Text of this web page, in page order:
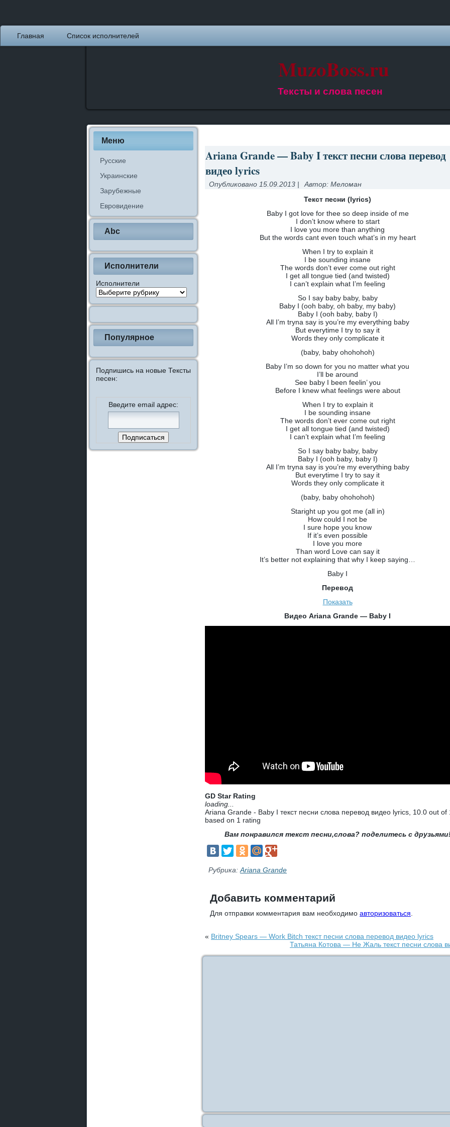
Главная Список исполнителей
MuzoBoss.ru
Тексты и слова песен
Меню
Русские
Украинские
Зарубежные
Евровидение
Abc
Исполнители
Исполнители
Популярное
Подпишись на новые Тексты
песен:
Введите email адрес:
Ariana Grande — Baby I текст песни слова перевод
видео lyrics
Опубликовано 15.09.2013 | Автор: Меломан
Текст песни (lyrics)
Baby I got love for thee so deep inside of me
I don’t know where to start
I love you more than anything
But the words cant even touch what’s in my heart
When I try to explain it
I be sounding insane
The words don’t ever come out right
I get all tongue tied (and twisted)
I can’t explain what I’m feeling
So I say baby baby, baby
Baby I (ooh baby, oh baby, my baby)
Baby I (ooh baby, baby I)
All I’m tryna say is you’re my everything baby
But everytime I try to say it
Words they only complicate it
(baby, baby ohohohoh)
Baby I’m so down for you no matter what you
I’ll be around
See baby I been feelin’ you
Before I knew what feelings were about
When I try to explain it
I be sounding insane
The words don’t ever come out right
I get all tongue tied (and twisted)
I can’t explain what I’m feeling
So I say baby baby, baby
Baby I (ooh baby, baby I)
All I’m tryna say is you’re my everything baby
But everytime I try to say it
Words they only complicate it
(baby, baby ohohohoh)
Staright up you got me (all in)
How could I not be
I sure hope you know
If it’s even possible
I love you more
Than word Love can say it
It’s better not explaining that why I keep saying…
Baby I
Перевод
Показать
Видео Ariana Grande — Baby I
GD Star Rating
loading...
Ariana Grande - Baby I текст песни слова перевод видео lyrics 10.0 out of
based on 1 rating
Вам понравился текст песни,слова? поделитесь с
Рубрика: Ariana Grande
Добавить комментарий
Для отправки комментария вам необходимо авторизоваться
« Britney Spears — Work Bitch текст песни слова перевод видео lyrics
Татьяна Котова — Не Жаль текст песни слова